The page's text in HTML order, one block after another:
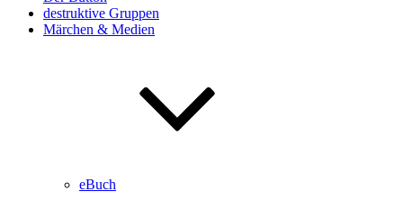
destruktive Gruppen
Märchen & Medien
eBuch